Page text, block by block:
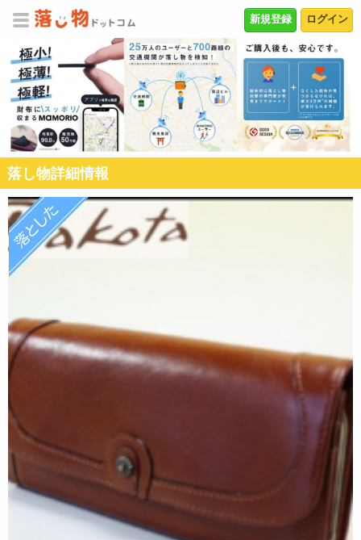
ログイン
新規登録
落し物詳細情報